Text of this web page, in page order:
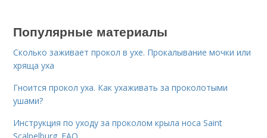
Популярные материалы
Сколько заживает прокол в ухе. Прокалывание мочки или
хряща уха
Гноится прокол уха. Как ухаживать за проколотыми
ушами?
Инструкция по уходу за проколом крыла носа Saint